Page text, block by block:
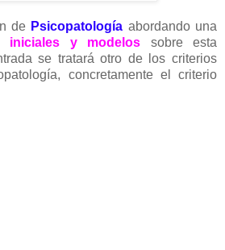
de Psicopatología abordando una
iniciales y modelos sobre esta
se tratará otro de los criterios
concretamente el criterio